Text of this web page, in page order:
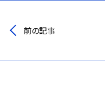
前の記事